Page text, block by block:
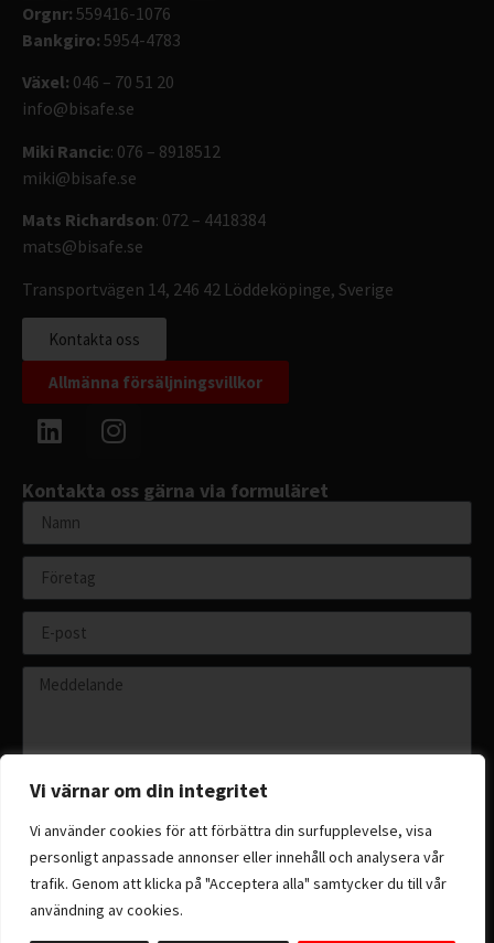
Vi värnar om din integritet
Vi använder cookies för att förbättra din surfupplevelse, visa
personligt anpassade annonser eller innehåll och analysera vår
trafik. Genom att klicka på "Acceptera alla" samtycker du till vår
användning av cookies.
Orgnr: 559416-1076
Bankgiro: 5954-4783
Växel: 046 – 70 51 20
info@bisafe.se
Miki Rancic: 076 – 8918512
miki@bisafe.se
Mats Richardson: 072 – 4418384
mats@bisafe.se
Transportvägen 14, 246 42 Löddeköpinge, Sverige
Kontakta oss
Allmänna försäljningsvillkor
Kontakta oss gärna via formuläret
Skicka